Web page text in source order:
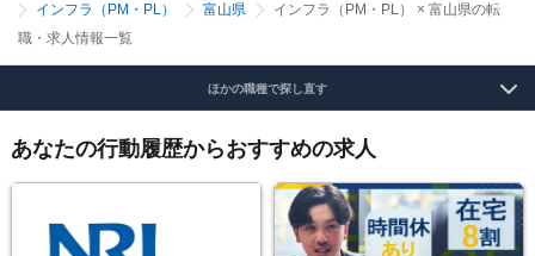
インフラ（PM・PL）
富山県
インフラ（PM・PL） × 富山県の転
職・求人情報一覧
ほかの職種で探し直す
あなたの行動履歴からおすすめの求人